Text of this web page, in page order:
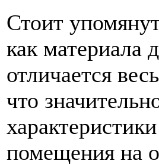
Стоит
как материала
отличается
что
помещения на